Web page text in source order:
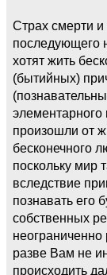
Страх смерти и
последующего
хотят жить
(бытийных)
произошли от
бесконечного
поскольку мир
вследствие
познавать его
собственных
разве Вам не
происходить